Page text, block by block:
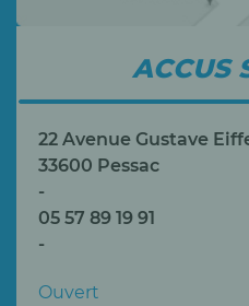
ACCUS
22 Avenue Gustave
33600 Pessac
-
05 57 89 19 91
-
Ouvert